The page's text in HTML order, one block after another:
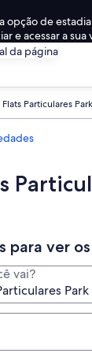
opção de
e acessar a sua
da página
Flats Particulares
para ver
vai?